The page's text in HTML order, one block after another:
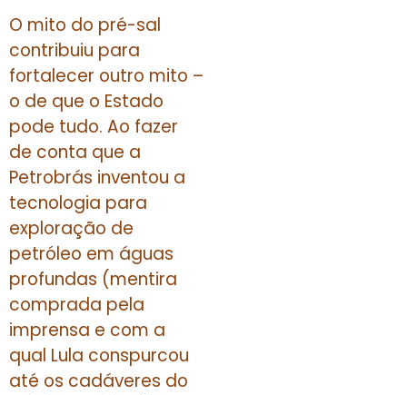
O mito do pré-sal
contribuiu para
fortalecer outro mito –
o de que o Estado
pode tudo. Ao fazer
de conta que a
Petrobrás inventou a
tecnologia para
exploração de
petróleo em águas
profundas (mentira
comprada pela
imprensa e com a
qual Lula conspurcou
até os cadáveres do